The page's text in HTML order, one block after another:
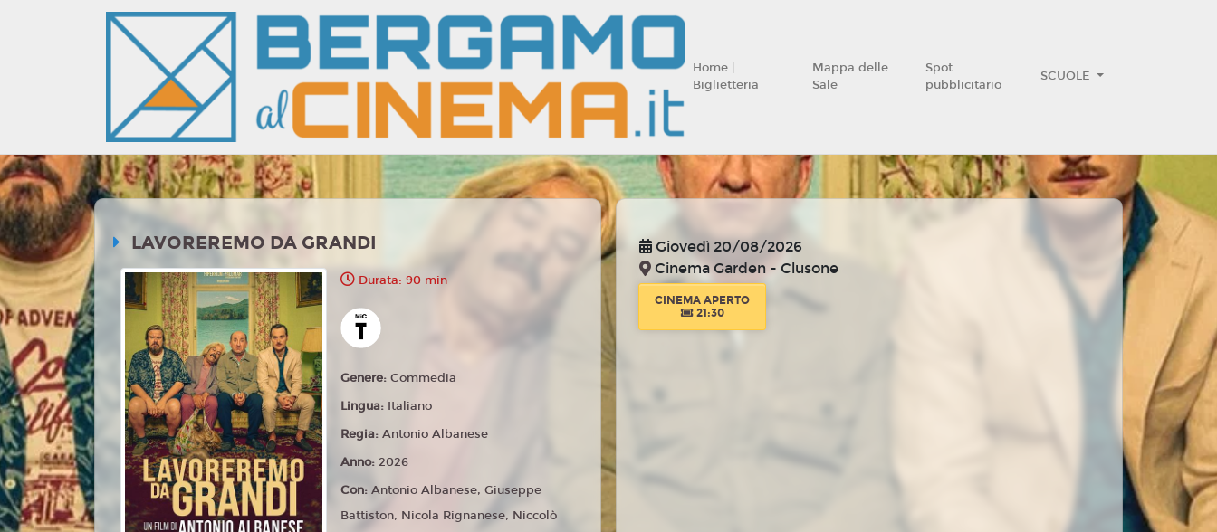
Home |
Biglietteria
Mappa delle
Sale
Spot
pubblicitario
SCUOLE
LAVOREREMO DA GRANDI
Durata: 90 min
Genere:Commedia
Lingua: Italiano
Regia:Antonio Albanese
Anno:2026
Con:Antonio Albanese, Giuseppe
Battiston, Nicola Rignanese, Niccolò
Giovedì 20/08/2026
Cinema Garden - Clusone
CINEMA APERTO
21:30